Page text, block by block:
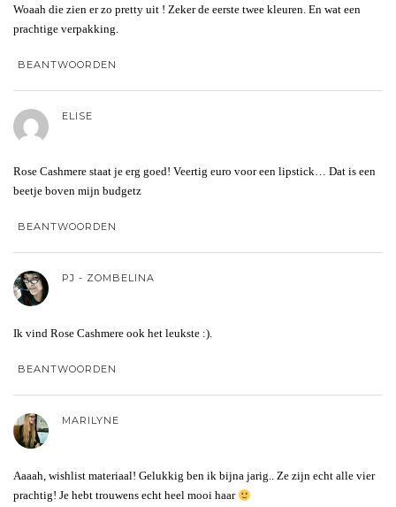
Woaah die zien er zo pretty uit ! Zeker de eerste twee kleuren. En wat een
prachtige verpakking.
BEANTWOORDEN
ELISE
Rose Cashmere staat je erg goed! Veertig euro voor een lipstick… Dat is een
beetje boven mijn budgetz
BEANTWOORDEN
PJ - ZOMBELINA
Ik vind Rose Cashmere ook het leukste :).
BEANTWOORDEN
MARILYNE
Aaaah, wishlist materiaal! Gelukkig ben ik bijna jarig.. Ze zijn echt alle vier
prachtig! Je hebt trouwens echt heel mooi haar